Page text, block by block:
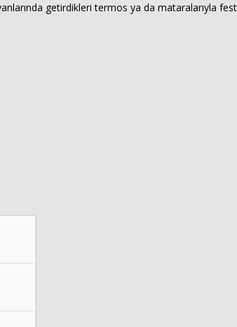
getirdikleri termos ya da mataralarıyla